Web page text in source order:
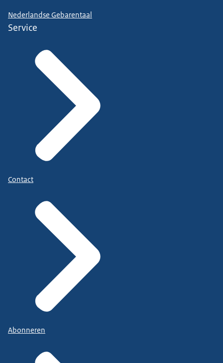
Nederlandse Gebarentaal
Service
Contact
Abonneren